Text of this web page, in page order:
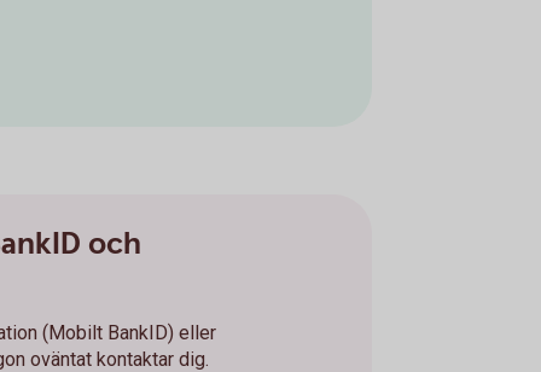
och
(Mobilt BankID) eller
oväntat kontaktar dig.